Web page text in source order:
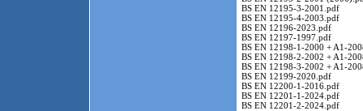
BS EN 12195-3-2001.pdf
BS EN 12195-4-2003.pdf
BS EN 12196-2023.pdf
BS EN 12197-1997.pdf
BS EN 12198-1-2000 + A1-
BS EN 12198-2-2002 + A1-
BS EN 12198-3-2002 + A1-
BS EN 12199-2020.pdf
BS EN 12200-1-2016.pdf
BS EN 12201-1-2024.pdf
BS EN 12201-2-2024.pdf